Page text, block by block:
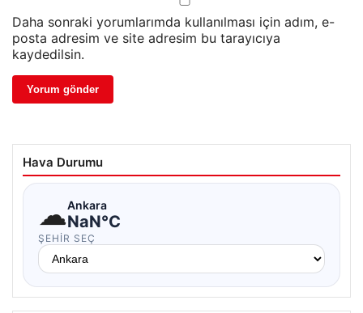
Daha sonraki yorumlarımda kullanılması için adım, e-
posta adresim ve site adresim bu tarayıcıya
kaydedilsin.
Hava Durumu
☁Ankara
NaN°C
ŞEHIR SEÇ